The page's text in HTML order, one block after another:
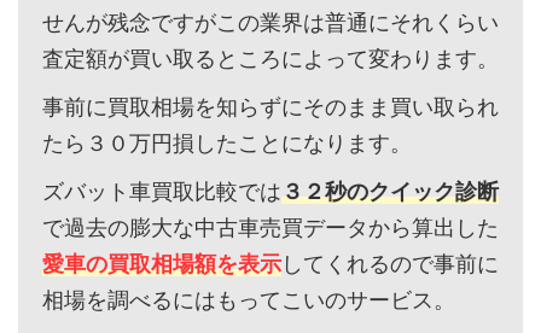
せんが残念ですがこの業界は普通にそれくらい
査定額が買い取るところによって変わります。
事前に買取相場を知らずにそのまま買い取られ
たら３０万円損したことになります。
ズバット車買取比較では３２秒のクイック診断
で過去の膨大な中古車売買データから算出した
愛車の買取相場額を表示してくれるので事前に
相場を調べるにはもってこいのサービス。